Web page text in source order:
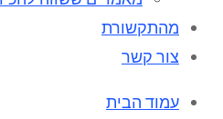
מהתקשורת
צור קשר
עמוד הבית